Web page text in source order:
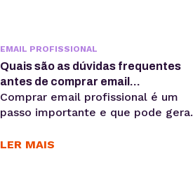
EMAIL PROFISSIONAL
Quais são as dúvidas frequentes
antes de comprar email
profissional?
Comprar email profissional é um
passo importante e que pode gerar
do serviço. Para ajudar nisso, nós
LER MAIS